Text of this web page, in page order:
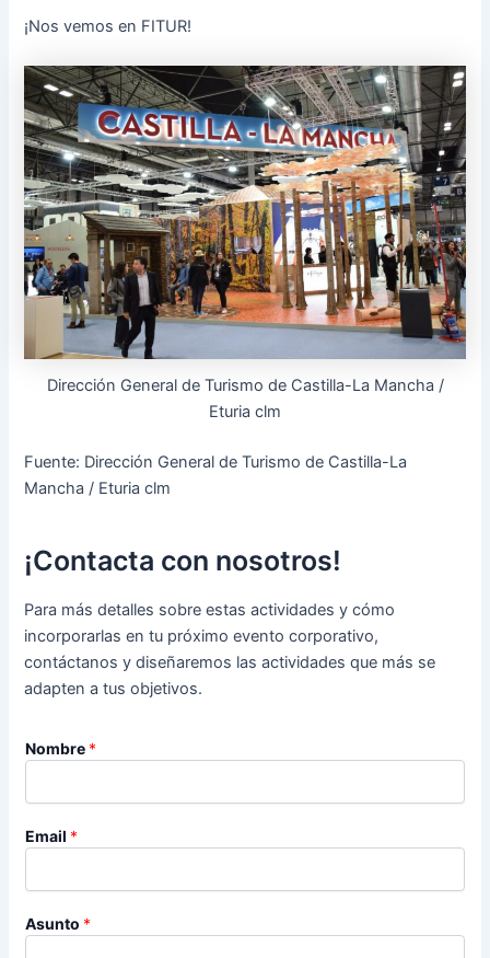
¡Nos vemos en FITUR!
Dirección General de Turismo de Castilla-La Mancha /
Eturia clm
Fuente: Dirección General de Turismo de Castilla-La
Mancha / Eturia clm
¡Contacta con nosotros!
Para más detalles sobre estas actividades y cómo
incorporarlas en tu próximo evento corporativo,
contáctanos y diseñaremos las actividades que más se
adapten a tus objetivos.
Nombre *
Email *
Asunto *